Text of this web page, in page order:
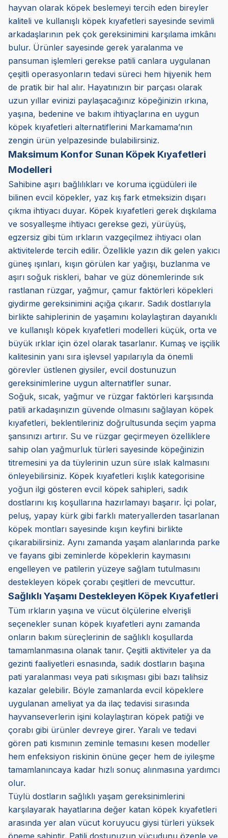
hayvan olarak köpek beslemeyi tercih eden bireyler
kaliteli ve kullanışlı köpek kıyafetleri sayesinde sevimli
arkadaşlarının pek çok gereksinimini karşılama imkânı
bulur. Ürünler sayesinde gerek yaralanma ve
pansuman işlemleri gerekse patili canlara uygulanan
çeşitli operasyonların tedavi süreci hem hijyenik hem
de pratik bir hal alır. Hayatınızın bir parçası olarak
uzun yıllar evinizi paylaşacağınız köpeğinizin ırkına,
yaşına, bedenine ve bakım ihtiyaçlarına en uygun
köpek kıyafetleri alternatiflerini Markamama’nın
zengin ürün yelpazesinde bulabilirsiniz.
Maksimum Konfor Sunan Köpek Kıyafetleri
Modelleri
Sahibine aşırı bağlılıkları ve koruma içgüdüleri ile
bilinen evcil köpekler, yaz kış fark etmeksizin dışarı
çıkma ihtiyacı duyar. Köpek kıyafetleri gerek dışkılama
ve sosyalleşme ihtiyacı gerekse gezi, yürüyüş,
egzersiz gibi tüm ırkların vazgeçilmez ihtiyacı olan
aktivitelerde tercih edilir. Özellikle yazın dik gelen yakıcı
güneş ışınları, kışın görülen kar yağışı, buzlanma ve
aşırı soğuk riskleri, bahar ve güz dönemlerinde sık
rastlanan rüzgar, yağmur, çamur faktörleri köpekleri
giydirme gereksinimini açığa çıkarır. Sadık dostlarıyla
birlikte sahiplerinin de yaşamını kolaylaştıran dayanıklı
ve kullanışlı köpek kıyafetleri modelleri küçük, orta ve
büyük ırklar için özel olarak tasarlanır. Kumaş ve işçilik
kalitesinin yanı sıra işlevsel yapılarıyla da önemli
görevler üstlenen giysiler, evcil dostunuzun
gereksinimlerine uygun alternatifler sunar.
Soğuk, sıcak, yağmur ve rüzgar faktörleri karşısında
patili arkadaşınızın güvende olmasını sağlayan köpek
kıyafetleri, beklentileriniz doğrultusunda seçim yapma
şansınızı artırır. Su ve rüzgar geçirmeyen özelliklere
sahip olan yağmurluk türleri sayesinde köpeğinizin
titremesini ya da tüylerinin uzun süre ıslak kalmasını
önleyebilirsiniz. Köpek kıyafetleri kışlık kategorisine
yoğun ilgi gösteren evcil köpek sahipleri, sadık
dostlarını kış koşullarına hazırlamayı başarır. İçi polar,
peluş, yapay kürk gibi farklı materyallerden tasarlanan
köpek montları sayesinde kışın keyfini birlikte
çıkarabilirsiniz. Aynı zamanda yaşam alanlarında parke
ve fayans gibi zeminlerde köpeklerin kaymasını
engelleyen ve patilerin yüzeye sağlam tutulmasını
destekleyen köpek çorabı çeşitleri de mevcuttur.
Sağlıklı Yaşamı Destekleyen Köpek Kıyafetleri
Tüm ırkların yaşına ve vücut ölçülerine elverişli
seçenekler sunan köpek kıyafetleri aynı zamanda
onların bakım süreçlerinin de sağlıklı koşullarda
tamamlanmasına olanak tanır. Çeşitli aktiviteler ya da
gezinti faaliyetleri esnasında, sadık dostların başına
pati yaralanması veya pati sıkışması gibi bazı talihsiz
kazalar gelebilir. Böyle zamanlarda evcil köpeklere
uygulanan ameliyat ya da ilaç tedavisi sırasında
hayvanseverlerin işini kolaylaştıran köpek patiği ve
çorabı gibi ürünler devreye girer. Yaralı ve tedavi
gören pati kısmının zeminle temasını kesen modeller
hem enfeksiyon riskinin önüne geçer hem de iyileşme
tamamlanıncaya kadar hızlı sonuç alınmasına yardımcı
olur.
Tüylü dostların sağlıklı yaşam gereksinimlerini
karşılayarak hayatlarına değer katan köpek kıyafetleri
arasında yer alan vücut koruyucu giysi türleri yüksek
öneme sahiptir. Patili dostunuzun vücudunu özenle ve